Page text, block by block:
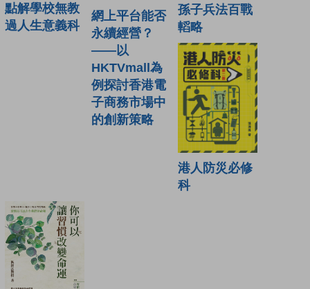
點解學校無教
過人生意義科
網上平台能否
永續經營？
——以
HKTVmall為
例探討香港電
子商務市場中
的創新策略
孫子兵法百戰
轁略
港人防災必修
科